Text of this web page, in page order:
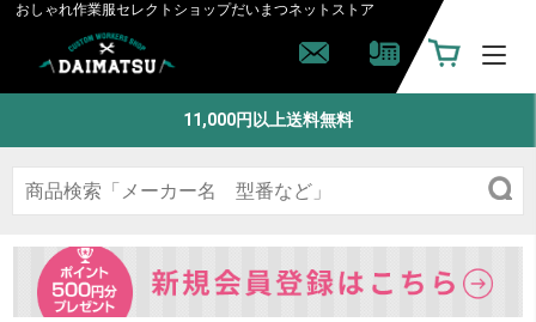
おしゃれ作業服セレクトショップだいまつネットストア
11,000円以上送料無料